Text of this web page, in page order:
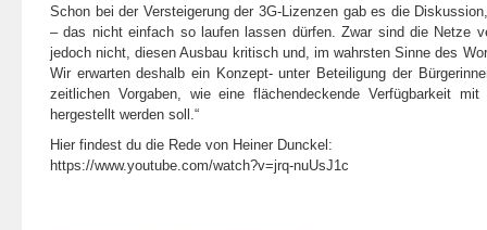
Schon bei der Versteigerung der 3G-Lizenzen gab es die
– das nicht einfach so laufen lassen dürfen. Zwar sind die Netze
jedoch nicht, diesen Ausbau kritisch und, im wahrsten Sinne des
Wir erwarten deshalb ein Konzept- unter Beteiligung der
zeitlichen Vorgaben, wie eine flächendeckende Verfügbarkeit
hergestellt werden soll.“
Hier findest du die Rede von Heiner Dunckel:
https://www.youtube.com/watch?v=jrq-nuUsJ1c